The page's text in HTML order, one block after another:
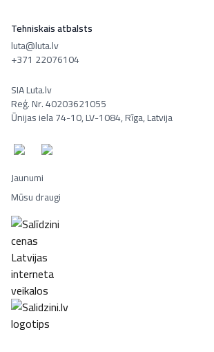
Tehniskais atbalsts
luta@luta.lv
+371 22076104
SIA Luta.lv
Reģ. Nr. 40203621055
Ūnijas iela 74-10, LV-1084, Rīga, Latvija
Jaunumi
Mūsu draugi